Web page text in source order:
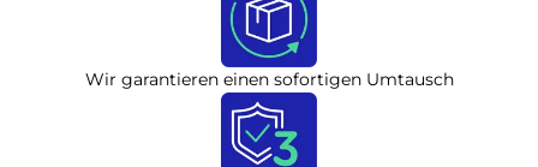
Wir garantieren einen sofortigen Umtausch